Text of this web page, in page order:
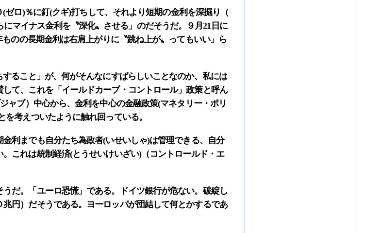
ロ)％に釘(クギ)打ちして、それより短期の金利を深掘り（
にマイナス金利を〝深化〟させる」のだそうだ。９月21日に
のの長期金利は右肩上がりに〝跳ね上が〟ってもいい」ら
ること」が、何がそんなにすばらしいことなのか、私には
て、これを「イールドカーブ・コントロール」政策と呼ん
ャブ）中心から、金利を中心の金融政策(マネタリー・ポリ
考えついたように触れ回っている。
利までも自分たち為政者(いせいしゃ)は管理できる、自分
これは統制経済(とうせいけいざい)（コントロールド・エ
だ。「ユーロ恐慌」である。ドイツ銀行が危ない。破綻し
円）だそうである。ヨーロッパが団結して何とかするであ